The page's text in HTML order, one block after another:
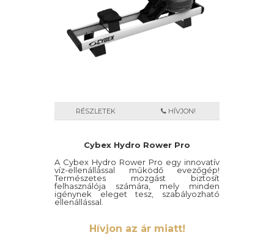
RÉSZLETEK HÍVJON!
Cybex Hydro Rower Pro
A Cybex Hydro Rower Pro egy innovatív
víz-ellenállással működő evezőgép!
Természetes mozgást biztosít
felhasználója számára, mely minden
igénynek eleget tesz, szabályozható
ellenállással.
Hívjon az ár miatt!